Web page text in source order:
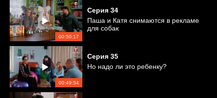
00:50:17
Серия 34
Паша и Катя снимаются в рекламе
для собак
00:49:54
Серия 35
Но надо ли это ребенку?